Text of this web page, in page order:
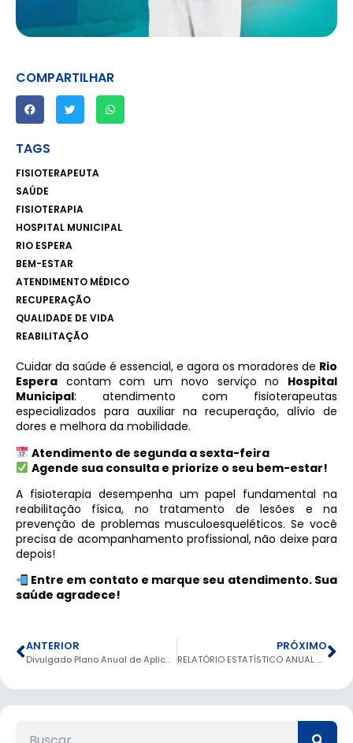
COMPARTILHAR
TAGS
FISIOTERAPEUTA
SAÚDE
FISIOTERAPIA
HOSPITAL MUNICIPAL
RIO ESPERA
BEM-ESTAR
ATENDIMENTO MÉDICO
RECUPERAÇÃO
QUALIDADE DE VIDA
REABILITAÇÃO
Cuidar da saúde é essencial, e agora os moradores de Rio
Espera contam com um novo serviço no Hospital
Municipal: atendimento com fisioterapeutas
especializados para auxiliar na recuperação, alívio de
dores e melhora da mobilidade.
Atendimento de segunda a sexta-feira
Agende sua consulta e priorize o seu bem-estar!
A fisioterapia desempenha um papel fundamental na
reabilitação física, no tratamento de lesões e na
prevenção de problemas musculoesqueléticos. Se você
precisa de acompanhamento profissional, não deixe para
depois!
Entre em contato e marque seu atendimento. Sua
saúde agradece!
ANTERIOR
Divulgado Plano Anual de Aplicacação de Recursos da PNAB
PRÓXIMO
RELATÓRIO ESTATÍSTICO ANUAL DE PEDIDOS DE ACESSO À INFORMAÇÃO (Art. 30, III, da Lei n° 12.527/2011)